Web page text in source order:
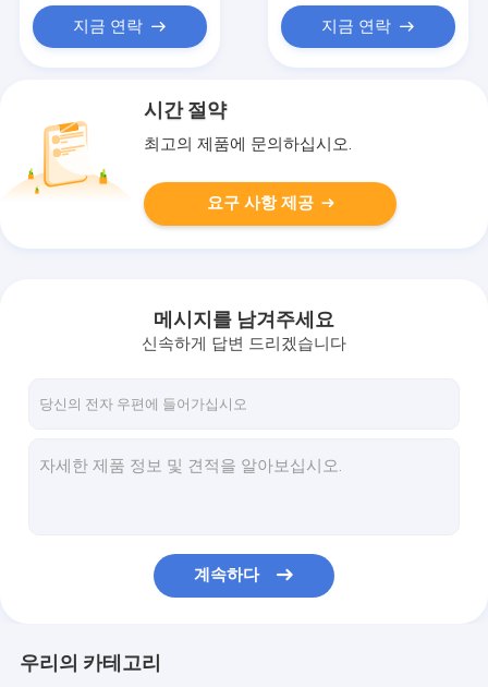
지금 연락 지금 연락
시간 절약
최고의 제품에 문의하십시오.
요구 사항 제공
메시지를 남겨주세요
신속하게 답변 드리겠습니다
계속하다
우리의 카테고리